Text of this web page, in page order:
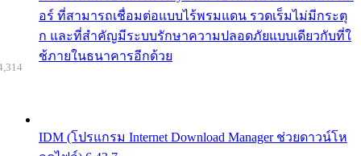
อร์ ที่สามารถเชื่อมต่อแบบไร้พรมแดน รวดเร็มไม่มีกระตุ
ก และที่สำคัญมีระบบรักษาความปลอดภัยแบบเดียวกับที่ใ
ช้ภายในธนาคารอีกด้วย
IDM (โปรแกรม Internet Download Manager ช่วยดาวน์โห